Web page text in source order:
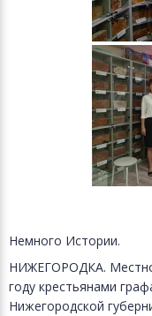
Немного Истории.
НИЖЕГОРОДКА.
году крестьянами
Нижегородской